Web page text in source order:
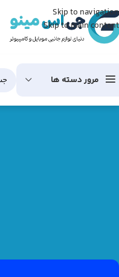
Skip to navigation
Skip to main content
مرور دسته ها